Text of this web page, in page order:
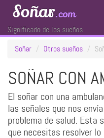
Soñar.com
Significado de los sueños
Soñar
Otros sueños
SOÑAR CON
El soñar con una
las señales que nos
problema de salud. Esta
que necesitas resolver